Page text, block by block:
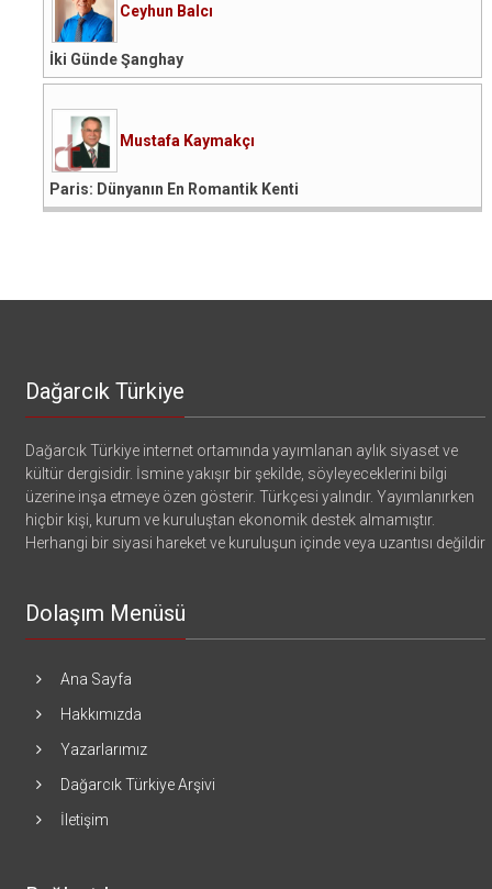
Ceyhun Balcı
İki Günde Şanghay
Mustafa Kaymakçı
Paris: Dünyanın En Romantik Kenti
Dağarcık Türkiye
Dağarcık Türkiye internet ortamında yayımlanan aylık siyaset ve
kültür dergisidir. İsmine yakışır bir şekilde, söyleyeceklerini bilgi
üzerine inşa etmeye özen gösterir. Türkçesi yalındır. Yayımlanırken
hiçbir kişi, kurum ve kuruluştan ekonomik destek almamıştır.
Herhangi bir siyasi hareket ve kuruluşun içinde veya uzantısı değildir
Dolaşım Menüsü
Ana Sayfa
Hakkımızda
Yazarlarımız
Dağarcık Türkiye Arşivi
İletişim